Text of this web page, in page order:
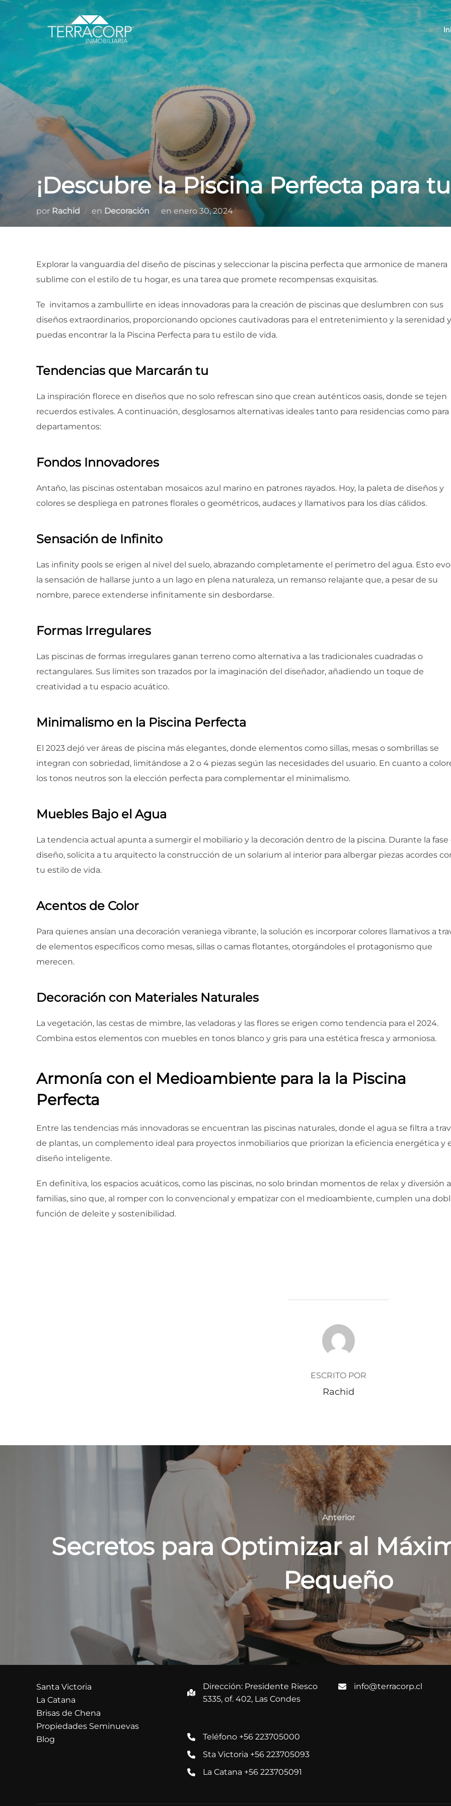
Saltar
contenido
¡Descubre la Piscina Perfecta para
por Rachid en Decoración en Publicado
enero 30, 2024
Explorar la vanguardia del diseño de piscinas y seleccionar la piscina perfecta que armonice de manera
sublime con el estilo de tu hogar, es una tarea que promete recompensas exquisitas.
Te invitamos a zambullirte en ideas innovadoras para la creación de piscinas que deslumbren con sus
diseños extraordinarios, proporcionando opciones cautivadoras para el entretenimiento y la serenidad
puedas encontrar la la Piscina Perfecta para tu estilo de vida.
Tendencias que Marcarán tu
La inspiración florece en diseños que no solo refrescan sino que crean auténticos oasis, donde se tejen
recuerdos estivales. A continuación, desglosamos alternativas ideales tanto para residencias como para
departamentos:
Fondos Innovadores
Antaño, las piscinas ostentaban mosaicos azul marino en patrones rayados. Hoy, la paleta de diseños y
colores se despliega en patrones florales o geométricos, audaces y llamativos para los días cálidos.
Sensación de Infinito
Las infinity pools se erigen al nivel del suelo, abrazando completamente el perímetro del agua. Esto
la sensación de hallarse junto a un lago en plena naturaleza, un remanso relajante que, a pesar de su
nombre, parece extenderse infinitamente sin desbordarse.
Formas Irregulares
Las piscinas de formas irregulares ganan terreno como alternativa a las tradicionales cuadradas o
rectangulares. Sus límites son trazados por la imaginación del diseñador, añadiendo un toque de
creatividad a tu espacio acuático.
Minimalismo en la Piscina Perfecta
El 2023 dejó ver áreas de piscina más elegantes, donde elementos como sillas, mesas o sombrillas se
integran con sobriedad, limitándose a 2 o 4 piezas según las necesidades del usuario. En cuanto a
los tonos neutros son la elección perfecta para complementar el minimalismo.
Muebles Bajo el Agua
La tendencia actual apunta a sumergir el mobiliario y la decoración dentro de la piscina. Durante la fase
diseño, solicita a tu arquitecto la construcción de un solarium al interior para albergar piezas acordes
tu estilo de vida.
Acentos de Color
Para quienes ansían una decoración veraniega vibrante, la solución es incorporar colores llamativos a
de elementos específicos como mesas, sillas o camas flotantes, otorgándoles el protagonismo que
merecen.
Decoración con Materiales Naturales
La vegetación, las cestas de mimbre, las veladoras y las flores se erigen como tendencia para el 2024.
Combina estos elementos con muebles en tonos blanco y gris para una estética fresca y armoniosa.
Armonía con el Medioambiente para la la Piscina
Perfecta
Entre las tendencias más innovadoras se encuentran las piscinas naturales, donde el agua se filtra a
de plantas, un complemento ideal para proyectos inmobiliarios que priorizan la eficiencia energética y
diseño inteligente.
En definitiva, los espacios acuáticos, como las piscinas, no solo brindan momentos de relax y diversión
familias, sino que, al romper con lo convencional y empatizar con el medioambiente, cumplen una
función de deleite y sostenibilidad.
AUTOR DE LA ENTRADA
ESCRITO POR
Rachid
Anterior
Anterior
Secretos para Optimizar al
Pequeño
Santa Victoria
La Catana
Brisas de Chena
Propiedades Seminuevas
Blog
Dirección: Presidente Riesco
5335, of. 402, Las Condes
Teléfono +56 223705000
Sta Victoria +56 223705093
La Catana +56 223705091
info@terracorp.cl